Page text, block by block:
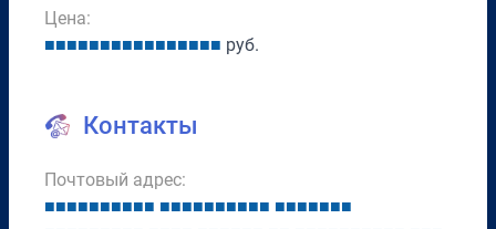
Цена:
■■■■■■■■■■■■■■■■ руб.
Контакты
Почтовый адрес:
■■■■■■■■■■ ■■■■■■■■■■ ■■■■■■■